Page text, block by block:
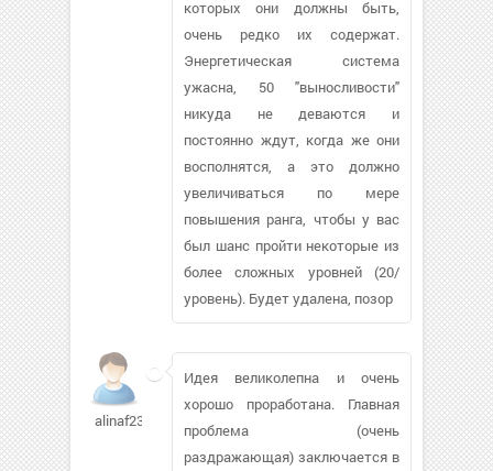
которых они должны быть,
очень редко их содержат.
Энергетическая система
ужасна, 50 "выносливости"
никуда не деваются и
постоянно ждут, когда же они
восполнятся, а это должно
увеличиваться по мере
повышения ранга, чтобы у вас
был шанс пройти некоторые из
более сложных уровней (20/
уровень). Будет удалена, позор
alinaf23
Идея великолепна и очень
хорошо проработана. Главная
проблема (очень
раздражающая) заключается в